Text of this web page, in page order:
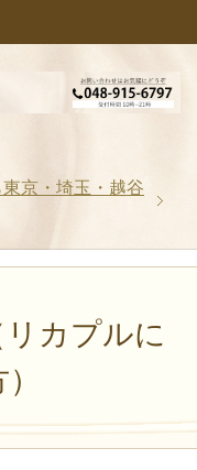
京・埼玉・越谷
カプルに